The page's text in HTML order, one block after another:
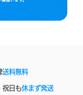
送料無料
祝日も休まず発送